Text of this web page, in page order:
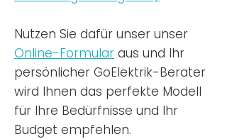
Nutzen Sie dafür unser unser
Online-Formular aus und Ihr
persönlicher GoElektrik-Berater
wird Ihnen das perfekte Modell
für Ihre Bedürfnisse und Ihr
Budget empfehlen.